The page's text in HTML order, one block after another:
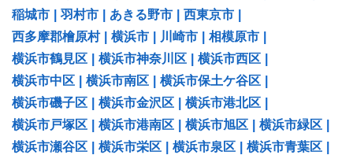
稲城市
羽村市 あきる野市 西東京市
西多摩郡檜原村
横浜市 川崎市 相模原市
横浜市鶴見区
横浜市神奈川区 横浜市西区
横浜市中区
横浜市南区 横浜市保土ケ谷区
横浜市磯子区
横浜市金沢区 横浜市港北区
横浜市戸塚区
横浜市港南区 横浜市旭区 横浜市緑区
横浜市瀬谷区
横浜市栄区 横浜市泉区 横浜市青葉区